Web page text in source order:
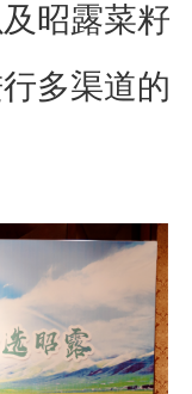
昭露菜籽
多渠道的